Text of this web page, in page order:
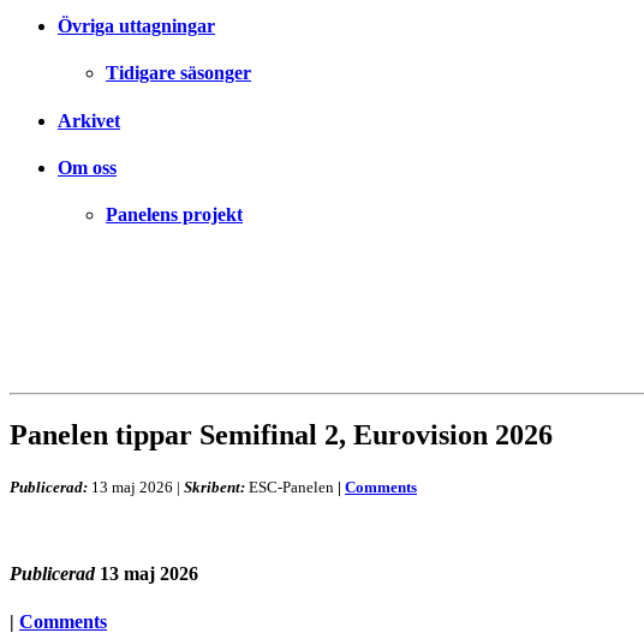
Övriga uttagningar
Tidigare säsonger
Arkivet
Om oss
Panelens projekt
Panelen tippar Semifinal 2, Eurovision 2026
Publicerad: 13 maj 2026 | Skribent: ESC-Panelen | Comments
Publicerad 13 maj 2026
| Comments